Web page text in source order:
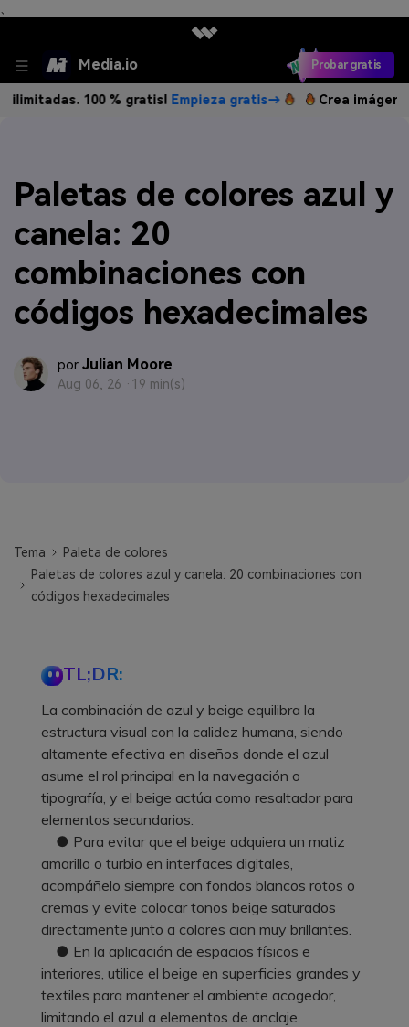
、
Media.io Probar gratis
100 % gratis!Empieza gratis→ Crea imágenes IA
Paletas de colores azul y
canela: 20
combinaciones con
códigos hexadecimales
por Julian Moore
Aug 06, 26 · 19 min(s)
Tema
Paleta de colores
Paletas de colores azul y canela: 20 combinaciones con
códigos hexadecimales
TL;DR:
La combinación de azul y beige equilibra la
estructura visual con la calidez humana, siendo
altamente efectiva en diseños donde el azul
asume el rol principal en la navegación o
tipografía, y el beige actúa como resaltador para
elementos secundarios.
● Para evitar que el beige adquiera un matiz
amarillo o turbio en interfaces digitales,
acompáñelo siempre con fondos blancos rotos o
cremas y evite colocar tonos beige saturados
directamente junto a colores cian muy brillantes.
● En la aplicación de espacios físicos e
interiores, utilice el beige en superficies grandes y
textiles para mantener el ambiente acogedor,
limitando el azul a elementos de anclaje